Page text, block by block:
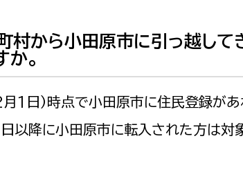
教育総務課
保健給食課
教育指導課
から小田原市に引っ越して
か。
1日）時点で小田原市に住民登録が
以降に小田原市に転入された方は対象